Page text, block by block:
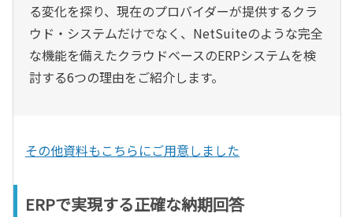
る変化を探り、現在のプロバイダーが提供するクラ
ウド・システムだけでなく、NetSuiteのような完全
な機能を備えたクラウドベースのERPシステムを検
討する6つの理由をご紹介します。
その他資料もこちらにご用意しました
ERPで実現する正確な納期回答